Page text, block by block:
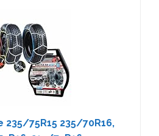
235/75R15 235/70R16,